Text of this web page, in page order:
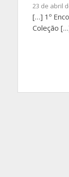
23 de abril
[…] 1º
Coleção